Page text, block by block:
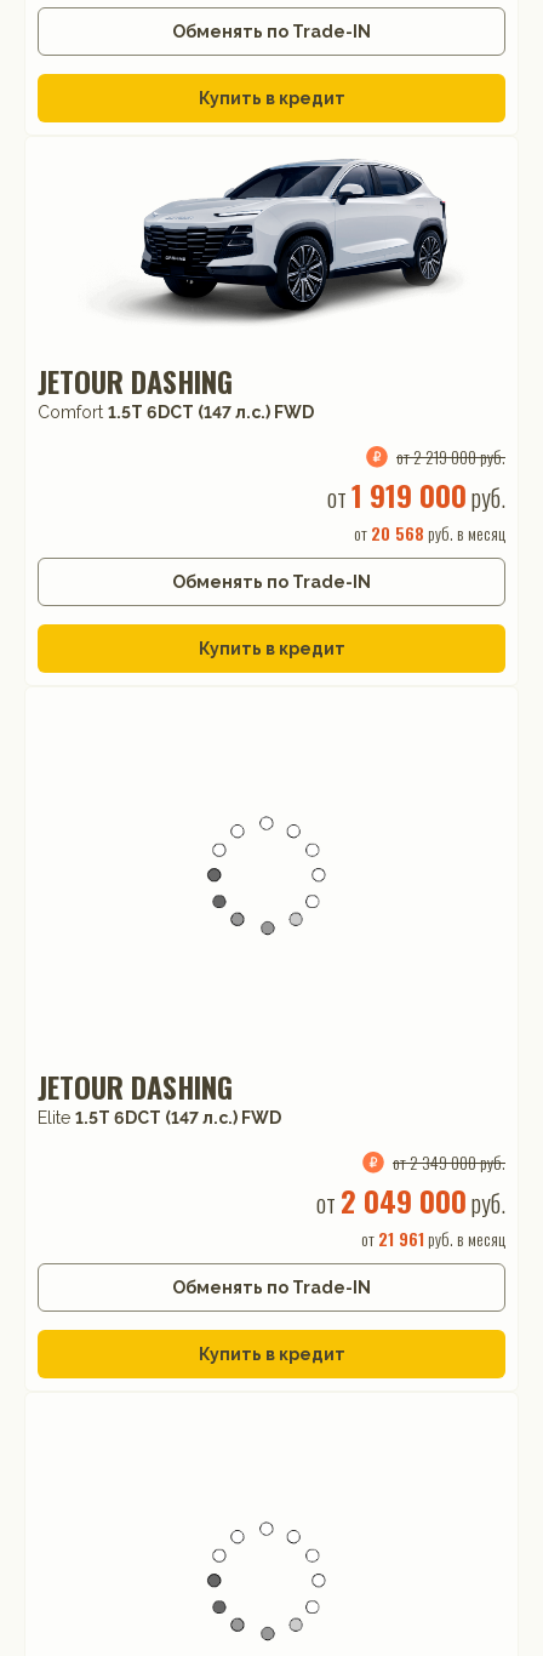
Обменять по Trade-IN
Купить в кредит
JETOUR DASHING
Comfort 1.5T 6DCT (147 л.с.) FWD
от 2 219 000 руб.
от1 919 000руб.
от20 568 руб. в месяц
Обменять по Trade-IN
Купить в кредит
JETOUR DASHING
Elite 1.5T 6DCT (147 л.с.) FWD
от 2 349 000 руб.
от 2 049 000руб.
от21 961 руб. в месяц
Обменять по Trade-IN
Купить в кредит